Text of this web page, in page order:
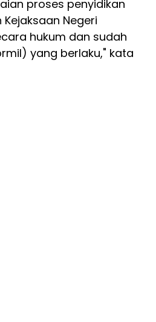
proses penyidikan
Negeri
hukum dan sudah
yang berlaku," kata